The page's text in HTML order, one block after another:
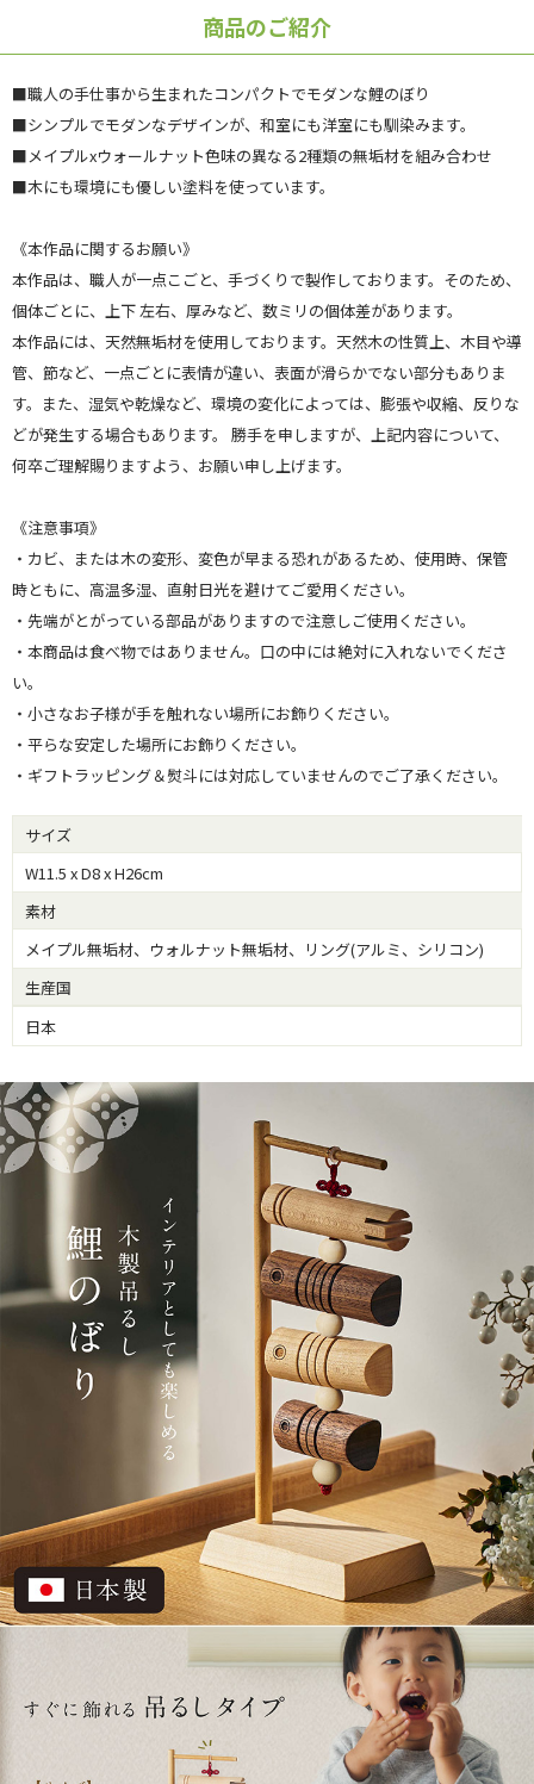
商品のご紹介
■職人の手仕事から生まれたコンパクトでモダンな鯉のぼり
■シンプルでモダンなデザインが、和室にも洋室にも馴染みます。
■メイプルxウォールナット色味の異なる2種類の無垢材を組み合わせ
■木にも環境にも優しい塗料を使っています。
《本作品に関するお願い》
本作品は、職人が一点こごと、手づくりで製作しております。そのため、
個体ごとに、上下 左右、厚みなど、数ミリの個体差があります。
本作品には、天然無垢材を使用しております。天然木の性質上、木目や導
管、節など、一点ごとに表情が違い、表面が滑らかでない部分もありま
す。また、湿気や乾燥など、環境の変化によっては、膨張や収縮、反りな
どが発生する場合もあります。 勝手を申しますが、上記内容について、
何卒ご理解賜りますよう、お願い申し上げます。
《注意事項》
・カビ、または木の変形、変色が早まる恐れがあるため、使用時、保管
時ともに、高温多湿、直射日光を避けてご愛用ください。
・先端がとがっている部品がありますので注意しご使用ください。
・本商品は食べ物ではありません。口の中には絶対に入れないでくださ
い。
・小さなお子様が手を触れない場所にお飾りください。
・平らな安定した場所にお飾りください。
・ギフトラッピング＆熨斗には対応していませんのでご了承ください。
サイズ
W11.5 x D8 x H26cm
素材
メイプル無垢材、ウォルナット無垢材、リング(アルミ、シリコン)
生産国
日本